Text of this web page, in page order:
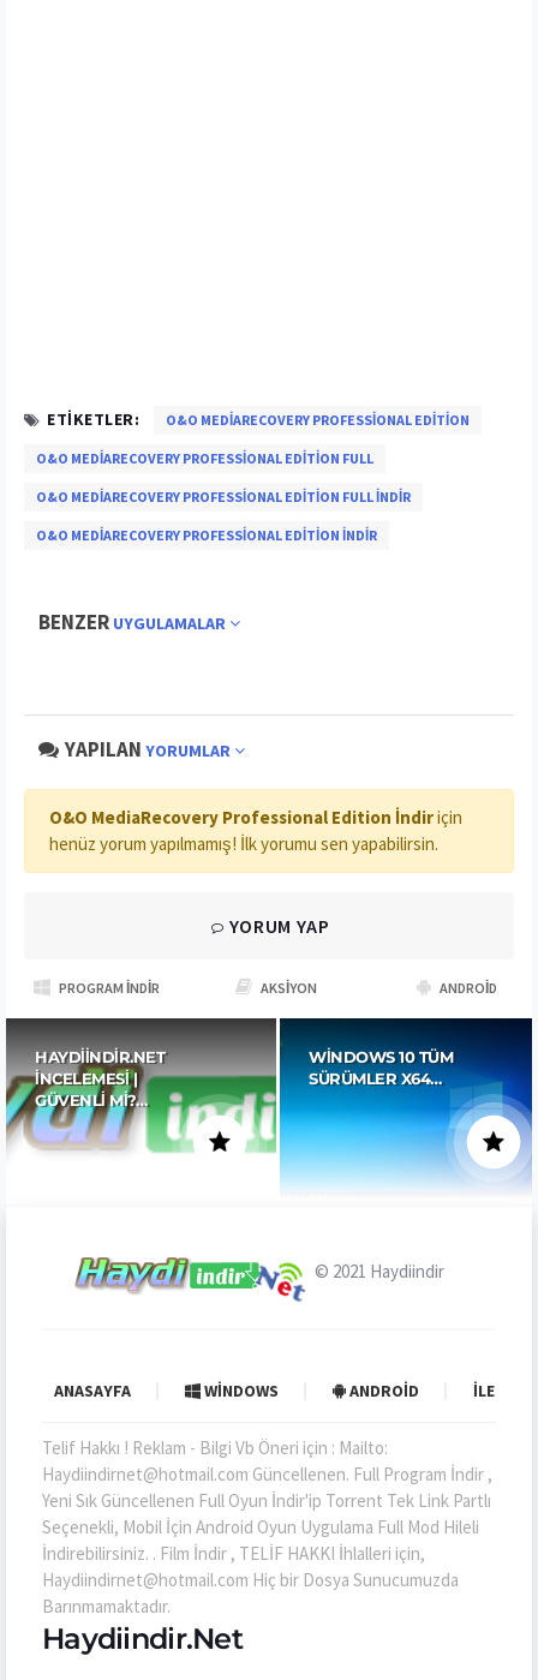
PROGRAM İNDIR AKSIYON ANDROID
HAYDIINDIR.NET
İNCELEMESI |
GÜVENLI MI?…
WINDOWS 10 TÜM
SÜRÜMLER X64…
ETIKETLER: O&O MEDIARECOVERY PROFESSIONAL EDITION
O&O MEDIARECOVERY PROFESSIONAL EDITION FULL
O&O MEDIARECOVERY PROFESSIONAL EDITION FULL INDIR
O&O MEDIARECOVERY PROFESSIONAL EDITION INDIR
BENZER UYGULAMALAR
YAPILAN YORUMLAR
O&O MediaRecovery Professional Edition İndiriçin
henüz yorum yapılmamış! İlk yorumu sen yapabilirsin.
YORUM YAP
© 2021 Haydiindir
ANASAYFA WINDOWS ANDROID İLETIŞIM
Telif Hakkı ! Reklam - Bilgi Vb Öneri için : Mailto:
Haydiindirnet@hotmail.com Güncellenen. Full Program İndir ,
Yeni Sık Güncellenen Full Oyun İndir'ip Torrent Tek Link Partlı
Seçenekli, Mobil İçin Android Oyun Uygulama Full Mod Hileli
İndirebilirsiniz. . Film İndir , TELİF HAKKI İhlalleri için,
Haydiindirnet@hotmail.com Hiç bir Dosya Sunucumuzda
Barınmamaktadır.
Haydiindir.Net